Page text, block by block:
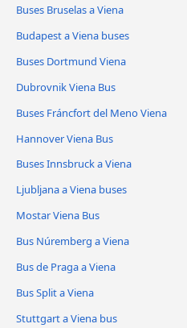
Buses Bruselas a Viena
Budapest a Viena buses
Buses Dortmund Viena
Dubrovnik Viena Bus
Buses Fráncfort del Meno Viena
Hannover Viena Bus
Buses Innsbruck a Viena
Ljubljana a Viena buses
Mostar Viena Bus
Bus Núremberg a Viena
Bus de Praga a Viena
Bus Split a Viena
Stuttgart a Viena bus